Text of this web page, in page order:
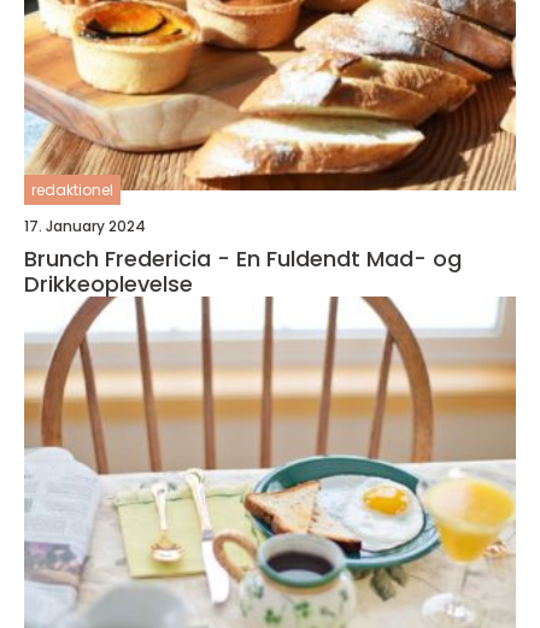
redaktionel
17. January 2024
Brunch Fredericia - En Fuldendt Mad- og
Drikkeoplevelse